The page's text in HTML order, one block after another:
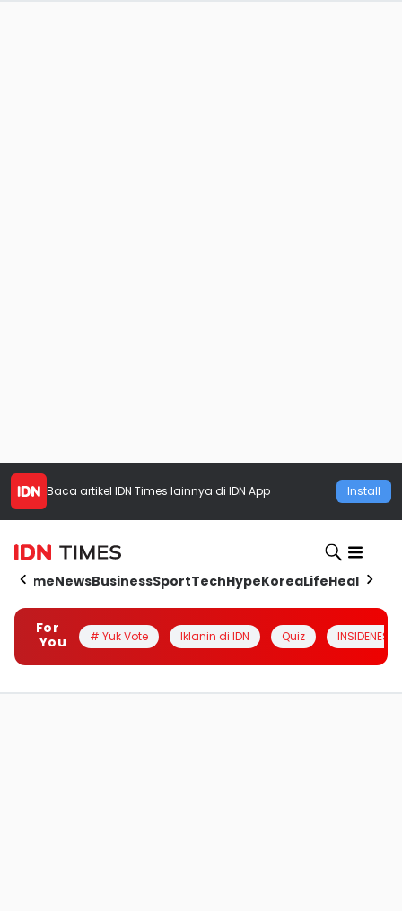
Baca artikel IDN Times lainnya di IDN App Install
HomeNewsBusinessSportTechHypeKoreaLifeHealth
For
You
# Yuk Vote Iklanin di IDN Quiz INSIDENESIA